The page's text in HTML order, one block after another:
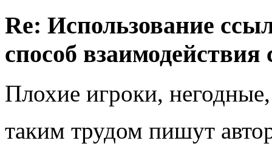
Re: Использование
способ взаимодействия
Плохие игроки, негодные,
таким трудом пишут